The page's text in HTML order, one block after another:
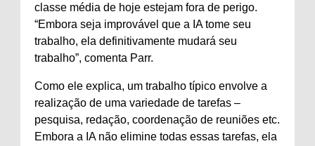
classe média de hoje estejam fora de perigo.
“Embora seja improvável que a IA tome seu
trabalho, ela definitivamente mudará seu
trabalho”, comenta Parr.
Como ele explica, um trabalho típico envolve a
realização de uma variedade de tarefas –
pesquisa, redação, coordenação de reuniões etc.
Embora a IA não elimine todas essas tarefas, ela